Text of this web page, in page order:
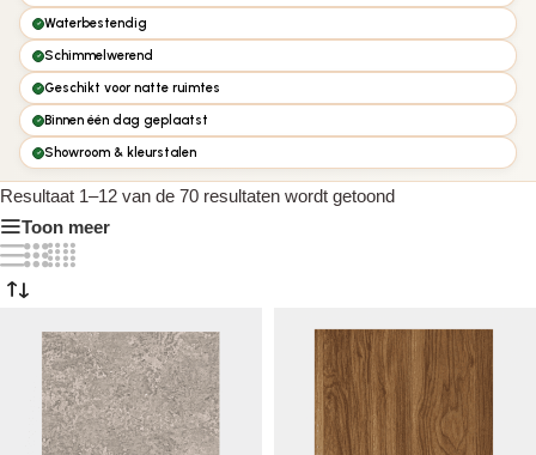
Waterbestendig
Schimmelwerend
Geschikt voor natte ruimtes
Binnen één dag geplaatst
Showroom & kleurstalen
Resultaat 1–12 van de 70 resultaten wordt getoond
Toon meer